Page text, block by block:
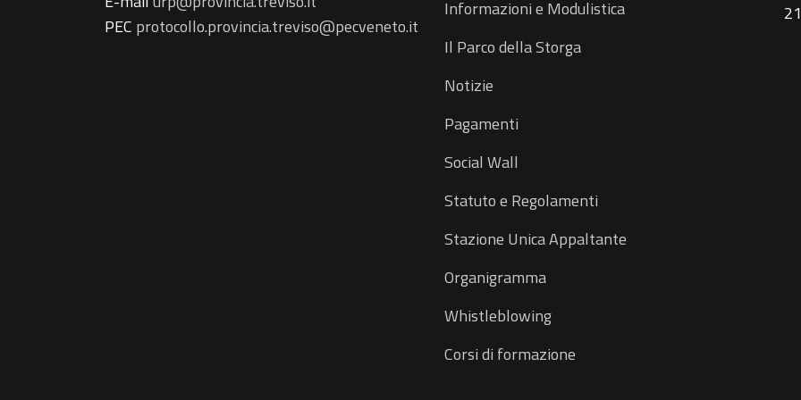
PEC protocollo.provincia.treviso@pecveneto.it
Informazioni e Modulistica
Il Parco della Storga
Notizie
Pagamenti
Social Wall
Statuto e Regolamenti
Stazione Unica Appaltante
Organigramma
Whistleblowing
Corsi di formazione